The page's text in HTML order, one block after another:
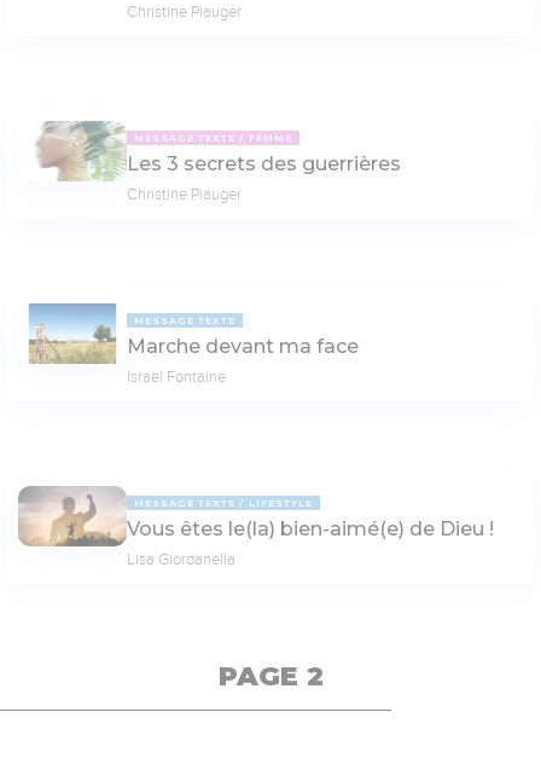
Christine Piauger
MESSAGE TEXTE FEMME
Les 3 secrets des guerrières
Christine Piauger
MESSAGE TEXTE
Marche devant ma face
Israël Fontaine
MESSAGE TEXTE LIFESTYLE
Vous êtes le(la) bien-aimé(e) de Dieu !
Lisa Giordanella
PAGE 2